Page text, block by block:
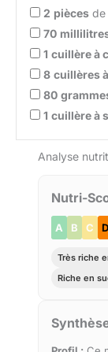
2 pièces
70
1 cuillère à
8 cuillères
80
1 cuillère à
Analyse
Nutri-
A B C D
Très riche
Riche en